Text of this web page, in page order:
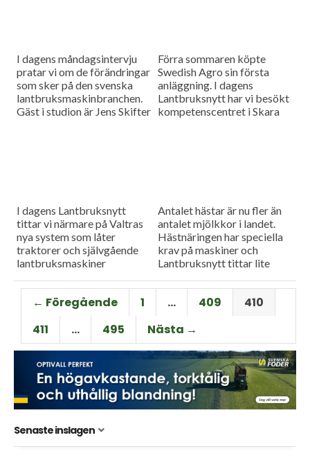
I dagens måndagsintervju
pratar vi om de förändringar
som sker på den svenska
lantbruksmaskinbranchen.
Gäst i studion är Jens Skifter
Förra sommaren köpte
Swedish Agro sin första
anläggning. I dagens
Lantbruksnytt har vi besökt
kompetenscentret i Skara
I dagens Lantbruksnytt
tittar vi närmare på Valtras
nya system som låter
traktorer och självgående
lantbruksmaskiner
arbetet för att ge en bra
grund för uppföljning...
Antalet hästar är nu fler än
antalet mjölkkor i landet.
Hästnäringen har speciella
krav på maskiner och
Lantbruksnytt tittar lite
antalet stölder av
växtskyddsmedel...
← Föregående 1 … 409
410
411
… 495 Nästa →
Senaste inslagen